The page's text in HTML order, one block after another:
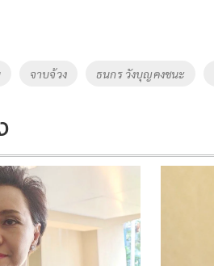
จาบจ้วง ธนกร วังบุญคงชนะ